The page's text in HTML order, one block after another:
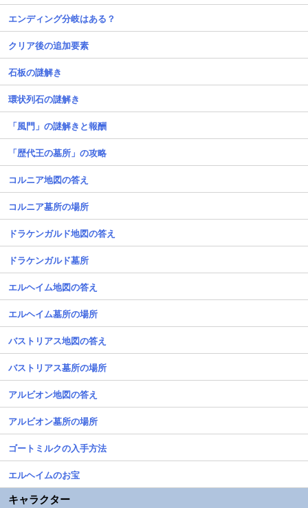
エンディング分岐はある？
クリア後の追加要素
石板の謎解き
環状列石の謎解き
「風門」の謎解きと報酬
「歴代王の墓所」の攻略
コルニア地図の答え
コルニア墓所の場所
ドラケンガルド地図の答え
ドラケンガルド墓所
エルヘイム地図の答え
エルヘイム墓所の場所
バストリアス地図の答え
バストリアス墓所の場所
アルビオン地図の答え
アルビオン墓所の場所
ゴートミルクの入手方法
エルヘイムのお宝
キャラクター